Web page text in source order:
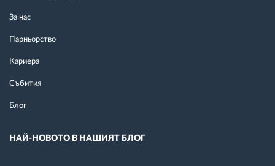
За нас
Парньорство
Кариера
Събития
Блог
НАЙ-НОВОТО В НАШИЯТ БЛОГ